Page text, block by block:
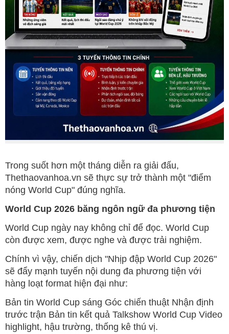
Trong suốt hơn một tháng diễn ra giải đấu,
Thethaovanhoa.vn sẽ thực sự trở thành một "điểm
nóng World Cup" đúng nghĩa.
World Cup 2026 băng ngôn ngữ đa phương tiện
World Cup ngày nay không chỉ để đọc. World Cup
còn được xem, được nghe và được trải nghiệm.
Chính vì vậy, chiến dịch "Nhịp đập World Cup 2026"
sẽ đẩy mạnh tuyến nội dung đa phương tiện với
hàng loạt format hiện đại như:
Bản tin World Cup sáng Góc chiến thuật Nhận định
trước trận Bản tin kết quả Talkshow World Cup Video
highlight, hậu trường, thống kê thú vị.